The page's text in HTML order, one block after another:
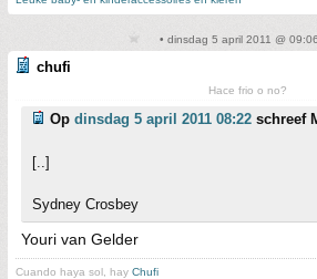
• dinsdag 5 april 2011 @
chufi
Hace frio o no?
Op dinsdag 5 april 2011 08:22 schreef
[..]
Sydney Crosbey
Youri van Gelder
Cuando haya sol, hay Chufi